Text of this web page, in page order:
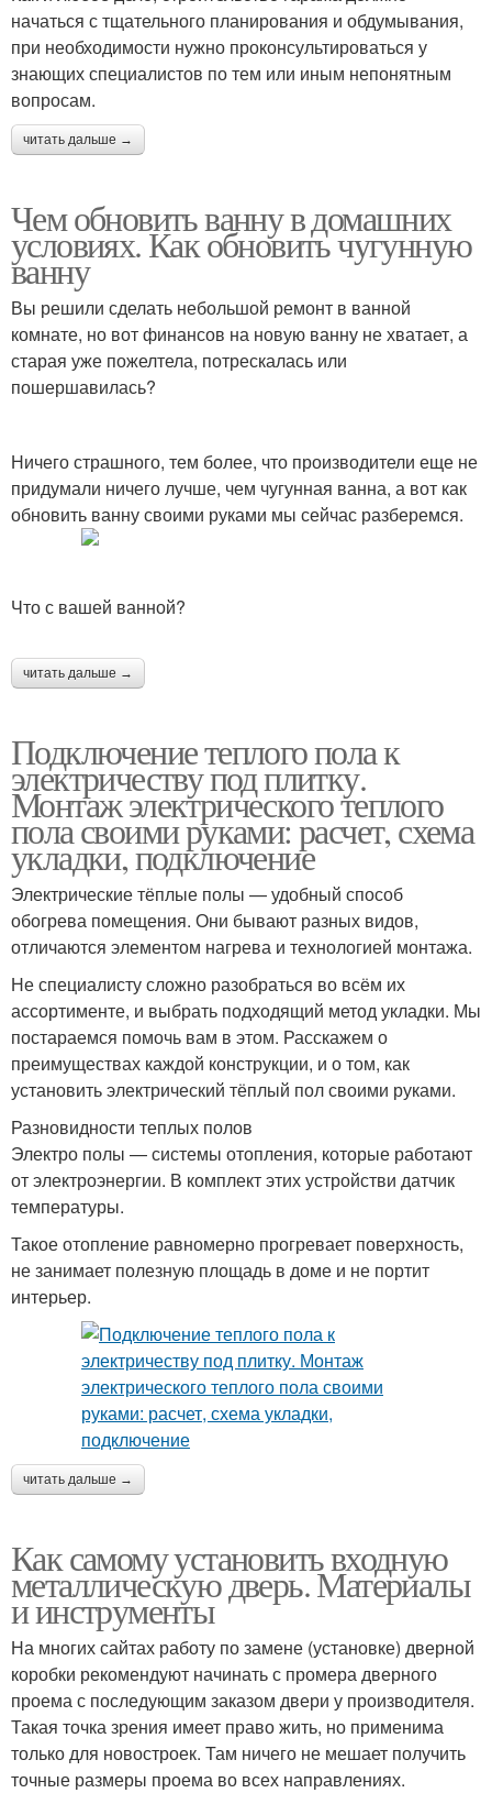
начаться с тщательного планирования и обдумывания,
при необходимости нужно проконсультироваться у
знающих специалистов по тем или иным непонятным
вопросам.
читать дальше →
Чем обновить ванну в домашних
условиях. Как обновить чугунную
ванну
Вы решили сделать небольшой ремонт в ванной
комнате, но вот финансов на новую ванну не хватает, а
старая уже пожелтела, потрескалась или
пошершавилась?
Ничего страшного, тем более, что производители еще не
придумали ничего лучше, чем чугунная ванна, а вот как
обновить ванну своими руками мы сейчас разберемся.
Что с вашей ванной?
читать дальше →
Подключение теплого пола к
электричеству под плитку.
Монтаж электрического теплого
пола своими руками: расчет, схема
укладки, подключение
Электрические тёплые полы — удобный способ
обогрева помещения. Они бывают разных видов,
отличаются элементом нагрева и технологией монтажа.
Не специалисту сложно разобраться во всём их
ассортименте, и выбрать подходящий метод укладки. Мы
постараемся помочь вам в этом. Расскажем о
преимуществах каждой конструкции, и о том, как
установить электрический тёплый пол своими руками.
Разновидности теплых полов
Электро полы — системы отопления, которые работают
от электроэнергии. В комплект этих устройстви датчик
температуры.
Такое отопление равномерно прогревает поверхность,
не занимает полезную площадь в доме и не портит
интерьер.
читать дальше →
Как самому установить входную
металлическую дверь. Материалы
и инструменты
На многих сайтах работу по замене (установке) дверной
коробки рекомендуют начинать с промера дверного
проема с последующим заказом двери у производителя.
Такая точка зрения имеет право жить, но применима
только для новостроек. Там ничего не мешает получить
точные размеры проема во всех направлениях.